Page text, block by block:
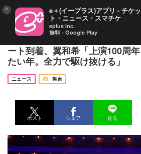
OSK日本歌劇団『レビュー 春の
ート到着、翼和希「上演100周
たい年。全力で駆け抜ける」
ニュース
舞台
ポスト シェア 送る
× e＋(イープラス)アプリ - チケッ
ト・ニュース・スマチケ
eplus inc.
無料 - Google Play